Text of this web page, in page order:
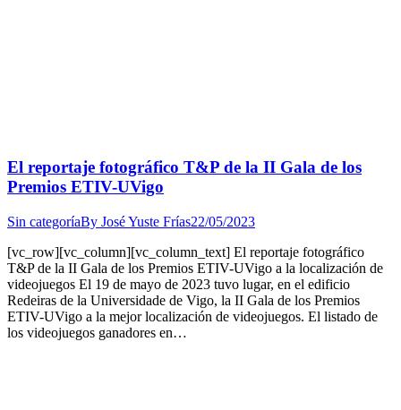
El reportaje fotográfico T&P de la II Gala de los
Premios ETIV-UVigo
Sin categoríaBy José Yuste Frías22/05/2023
[vc_row][vc_column][vc_column_text] El reportaje fotográfico
T&P de la II Gala de los Premios ETIV-UVigo a la localización de
videojuegos El 19 de mayo de 2023 tuvo lugar, en el edificio
Redeiras de la Universidade de Vigo, la II Gala de los Premios
ETIV-UVigo a la mejor localización de videojuegos. El listado de
los videojuegos ganadores en…